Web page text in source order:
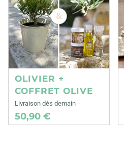
OLIVIER +
COFFRET OLIVE
Livraison dès demain
50,90 €